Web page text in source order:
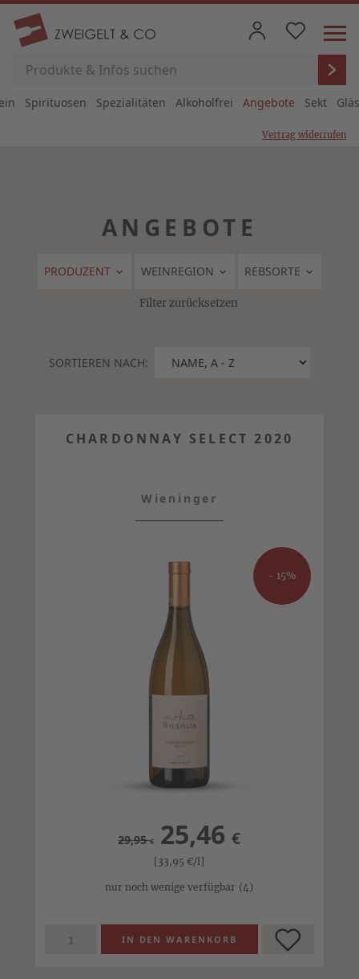
Spirituosen Spezialitäten Alkoholfrei Angebote Sekt
Vertrag widerrufen
ANGEBOTE
PRODUZENT WEINREGION REBSORTE
Filter zurücksetzen
SORTIEREN NACH:
- 15%
CHARDONNAY SELECT 2020
Wieninger
29,95€ 25,46€
[33,95€/l]
nur noch wenige verfügbar (4)